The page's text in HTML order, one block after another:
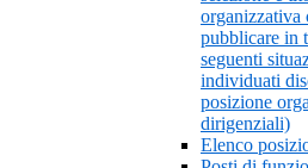
organizzativa
pubblicare in
seguenti
individuati
posizione
dirigenziali)
Elenco